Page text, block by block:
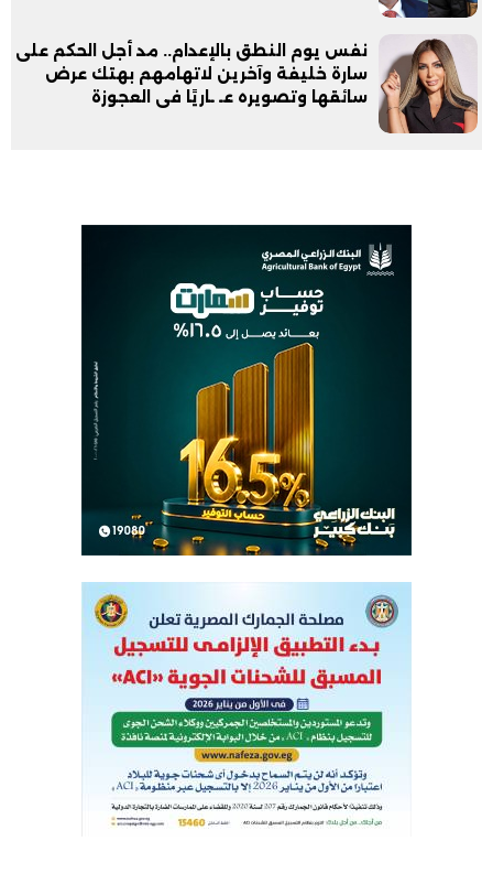
نفس يوم النطق بالإعدام.. مد أجل الحكم على
سارة خليفة وآخرين لاتهامهم بهتك عرض
سائقها وتصويره عـ ـاريًا فى العجوزة